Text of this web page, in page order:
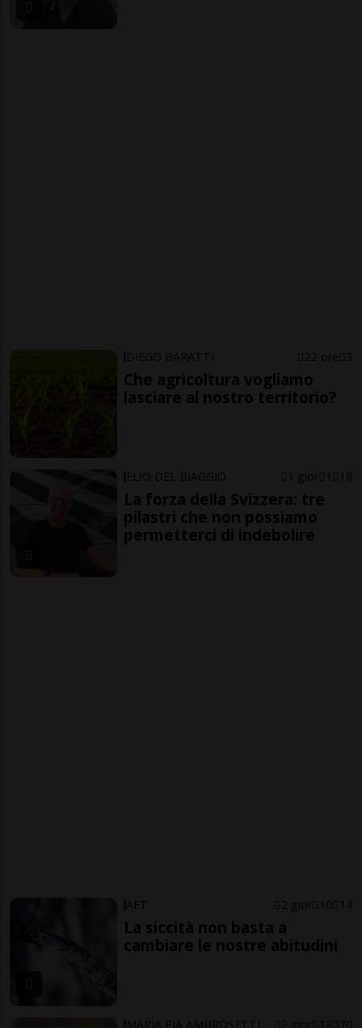
DIEGO BARATTI 22 ore 3
Che agricoltura vogliamo
lasciare al nostro territorio?
ELIO DEL BIAGGIO 1 gior 1 18
La forza della Svizzera: tre
pilastri che non possiamo
permetterci di indebolire
AFT 2 gior 10 14
La siccità non basta a
cambiare le nostre abitudini
MARIA PIA AMBROSETTI 2 gior 13 70